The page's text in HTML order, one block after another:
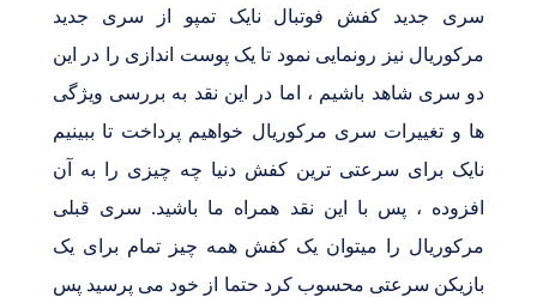
سری جدید کفش فوتبال نایک تمپو از سری جدید
مرکوریال نیز رونمایی نمود تا یک پوست اندازی را در این
دو سری شاهد باشیم ، اما در این نقد به بررسی ویژگی
ها و تغییرات سری مرکوریال خواهیم پرداخت تا ببینیم
نایک برای سرعتی ترین کفش دنیا چه چیزی را به آن
افزوده ، پس با این نقد همراه ما باشید. سری قبلی
مرکوریال را میتوان یک کفش همه چیز تمام برای یک
بازیکن سرعتی محسوب کرد حتما از خود می پرسید پس